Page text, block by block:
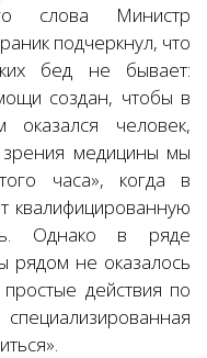
слова Министр
подчеркнул, что
бед не бывает:
создан, чтобы в
оказался человек,
медицины мы
часа», когда в
квалифицированную
Однако в ряде
рядом не оказалось
действия по